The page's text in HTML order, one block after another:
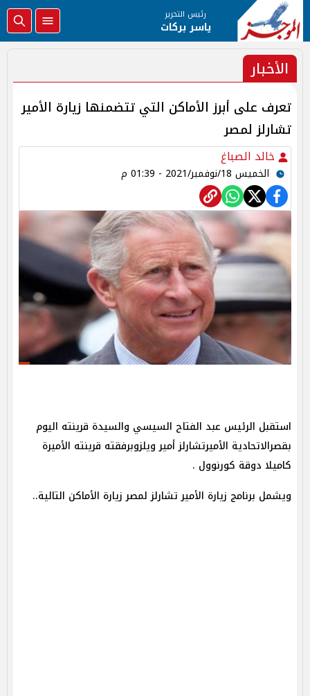
رئيس التحرير
ياسر بركات
الأخبار
تعرف على أبرز الأماكن التي تتضمنها زيارة الأمير
تشارلز لمصر
خالد الصباغ
الخميس 18/نوفمبر/2021 - 01:39 م
استقبل الرئيس عبد الفتاح السيسي والسيدة قرينته اليوم
بقصرالاتحادية الأميرتشارلز أمير ويلزوبرفقته قرينته الأميرة
كاميلا دوقة كورنوول .
ويشمل برنامج زيارة الأمير تشارلز لمصر زيارة الأماكن التالية..